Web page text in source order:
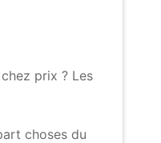
prix ? Les
choses du